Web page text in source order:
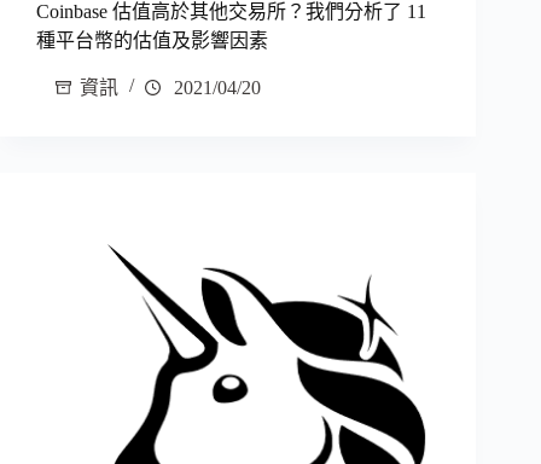
Coinbase 估值高於其他交易所？我們分析了 11
種平台幣的估值及影響因素
資訊 2021/04/20